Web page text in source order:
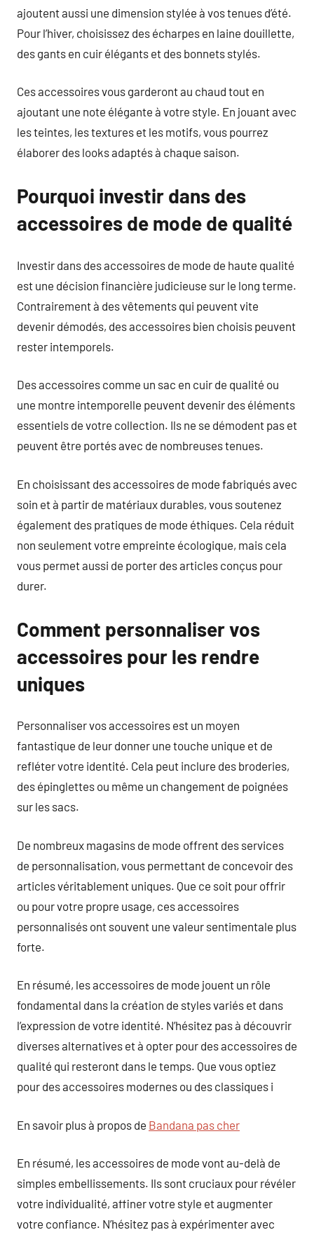
ajoutent aussi une dimension stylée à vos tenues d’été.
Pour l’hiver, choisissez des écharpes en laine douillette,
des gants en cuir élégants et des bonnets stylés.
Ces accessoires vous garderont au chaud tout en
ajoutant une note élégante à votre style. En jouant avec
les teintes, les textures et les motifs, vous pourrez
élaborer des looks adaptés à chaque saison.
Pourquoi investir dans des
accessoires de mode de qualité
Investir dans des accessoires de mode de haute qualité
est une décision financière judicieuse sur le long terme.
Contrairement à des vêtements qui peuvent vite
devenir démodés, des accessoires bien choisis peuvent
rester intemporels.
Des accessoires comme un sac en cuir de qualité ou
une montre intemporelle peuvent devenir des éléments
essentiels de votre collection. Ils ne se démodent pas et
peuvent être portés avec de nombreuses tenues.
En choisissant des accessoires de mode fabriqués avec
soin et à partir de matériaux durables, vous soutenez
également des pratiques de mode éthiques. Cela réduit
non seulement votre empreinte écologique, mais cela
vous permet aussi de porter des articles conçus pour
durer.
Comment personnaliser vos
accessoires pour les rendre
uniques
Personnaliser vos accessoires est un moyen
fantastique de leur donner une touche unique et de
refléter votre identité. Cela peut inclure des broderies,
des épinglettes ou même un changement de poignées
sur les sacs.
De nombreux magasins de mode offrent des services
de personnalisation, vous permettant de concevoir des
articles véritablement uniques. Que ce soit pour offrir
ou pour votre propre usage, ces accessoires
personnalisés ont souvent une valeur sentimentale plus
forte.
En résumé, les accessoires de mode jouent un rôle
fondamental dans la création de styles variés et dans
l’expression de votre identité. N’hésitez pas à découvrir
diverses alternatives et à opter pour des accessoires de
qualité qui resteront dans le temps. Que vous optiez
pour des accessoires modernes ou des classiques i
En savoir plus à propos de Bandana pas cher
En résumé, les accessoires de mode vont au-delà de
simples embellissements. Ils sont cruciaux pour révéler
votre individualité, affiner votre style et augmenter
votre confiance. N’hésitez pas à expérimenter avec